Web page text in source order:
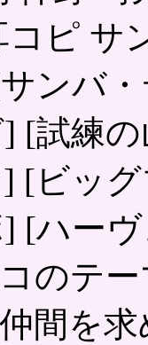
コピ サ
ンバ
[試練
[ビッ
[ハー
のテ
間を